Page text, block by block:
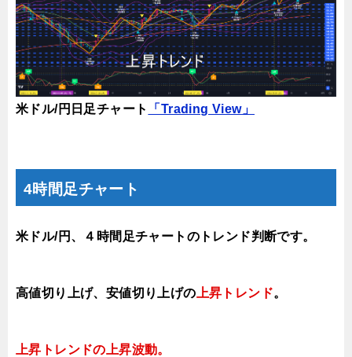
米ドル/円日足チャート 「Trading View」
4時間足チャート
米ドル/円、４時間足チャートのトレンド判断です。
高値切り上げ、安値切り上げの 上昇トレンド。
上昇トレンドの上昇波動。